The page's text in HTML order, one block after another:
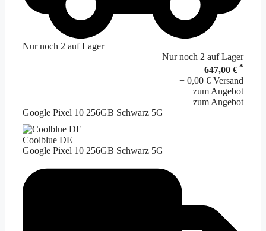
Nur noch 2 auf Lager
Nur noch 2 auf Lager
647,00 € *
+ 0,00 € Versand
zum Angebot
zum Angebot
Google Pixel 10 256GB Schwarz 5G
Coolblue DE
Google Pixel 10 256GB Schwarz 5G